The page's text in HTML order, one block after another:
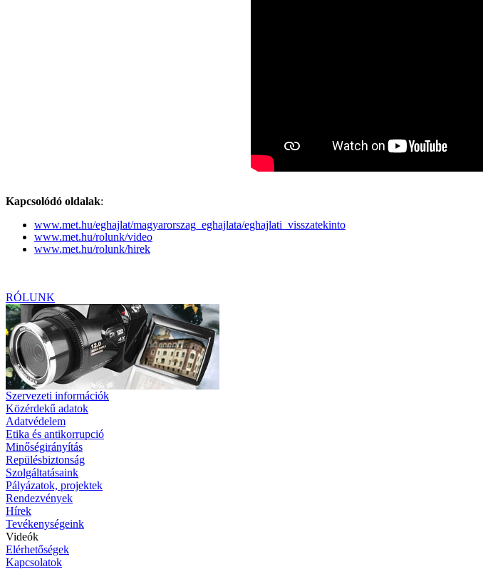
Kapcsolódó oldalak:
www.met.hu/eghajlat/magyarorszag_eghajlata/eghajlati_visszatekinto
www.met.hu/rolunk/video
www.met.hu/rolunk/hirek
RÓLUNK
Szervezeti információk
Közérdekű adatok
Adatvédelem
Etika és antikorrupció
Minőségirányítás
Repülésbiztonság
Szolgáltatásaink
Pályázatok, projektek
Rendezvények
Hírek
Tevékenységeink
Videók
Elérhetőségek
Kapcsolatok